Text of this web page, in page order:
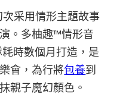
采用情形主題故事
。多柚趣™情形音
時數個月打造，是
會，為行將包養到
親子魔幻顏色。